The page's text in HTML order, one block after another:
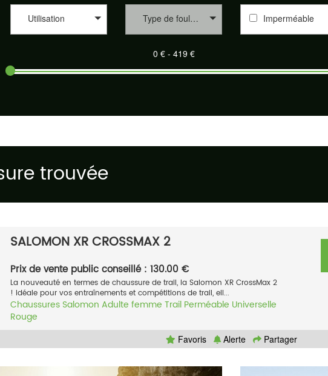
Utilisation Type de foulée Imperméable
trouvée
SALOMON XR CROSSMAX 2
Prix de vente public conseillé : 130.00 €
La nouveauté en termes de chaussure de trail, la Salomon XR CrossMax 2
! Idéale pour vos entraînements et compétitions de trail, ell...
Chaussures Salomon Adulte femme Trail Perméable Universelle
Rouge
Favoris Alerte Partager